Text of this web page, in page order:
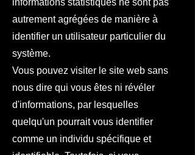
informations statistiques ne sont pas
autrement agrégées de manière à
identifier un utilisateur particulier du
système.
Vous pouvez visiter le site web sans
nous dire qui vous êtes ni révéler
d'informations, par lesquelles
quelqu'un pourrait vous identifier
comme un individu spécifique et